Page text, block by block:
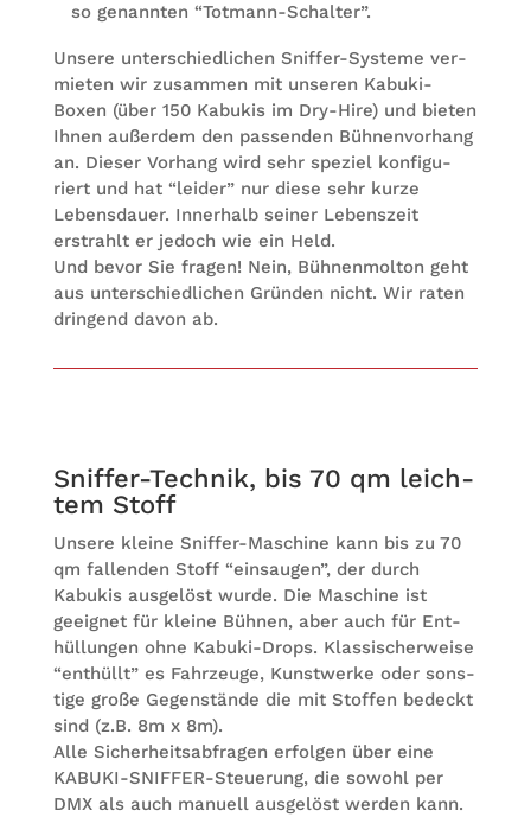
so genann­ten “Tot­mann-Schal­ter”.
Unsere unter­schied­li­chen Snif­fer-Sys­teme ver­
mie­ten wir zusam­men mit unse­ren Kabuki-
Boxen (über 150 Kabu­kis im Dry-Hire) und bie­ten
Ihnen außer­dem den pas­sen­den Büh­nen­vor­hang
an. Die­ser Vor­hang wird sehr spe­ziel kon­fi­gu­
riert und hat “lei­der” nur diese sehr kurze
Lebens­dauer. Inner­halb sei­ner Lebens­zeit
erstrahlt er jedoch wie ein Held.
Und bevor Sie fra­gen! Nein, Büh­nen­mol­ton geht
aus unter­schied­li­chen Grün­den nicht. Wir raten
drin­gend davon ab.
Snif­fer-Tech­nik, bis 70 qm leich­
tem Stoff
Unsere kleine Snif­fer-Maschine kann bis zu 70
qm fal­len­den Stoff “ein­sau­gen”, der durch
Kabu­kis aus­ge­löst wurde. Die Maschine ist
geeig­net für kleine Büh­nen, aber auch für Ent­
hül­lun­gen ohne Kabuki-Drops. Klas­si­scher­weise
“ent­hüllt” es Fahr­zeuge, Kunst­werke oder sons­
tige große Gegen­stände die mit Stof­fen bedeckt
sind (z.B. 8m x 8m).
Alle Sicher­heits­ab­fra­gen erfol­gen über eine
KABUKI-SNIF­FER-Steue­rung, die sowohl per
DMX als auch manu­ell aus­ge­löst wer­den kann.